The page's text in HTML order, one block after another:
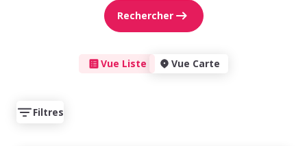
Rechercher
Vue Liste Vue Carte
Filtres